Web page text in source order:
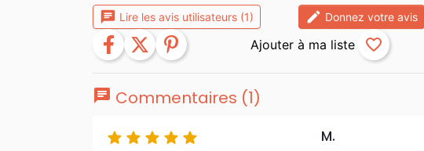
chat Lire les avis utilisateurs (1) edit Donnez votre avis
facebook twitter pinterest favorite_border
chat Commentaires (1)
     M.